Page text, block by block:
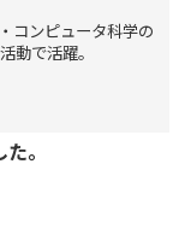
コンピュータ科学の
動で活躍。
。